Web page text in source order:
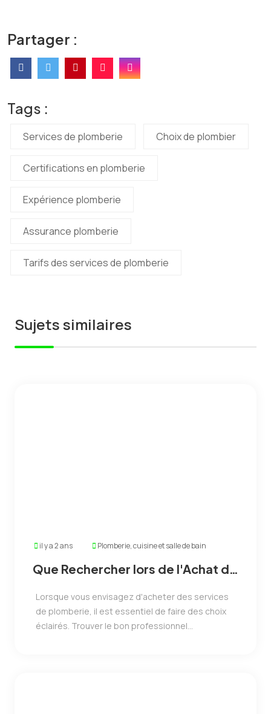
Partager :
Tags :
Services de plomberie Choix de plombier
Certifications en plomberie
Expérience plomberie
Assurance plomberie
Tarifs des services de plomberie
Sujets similaires
il y a 2 ans Plomberie, cuisine et salle de bain
Que Rechercher lors de l'Achat de
Lorsque vous envisagez d'acheter des services
de plomberie, il est essentiel de faire des choix
éclairés. Trouver le bon professionnel...